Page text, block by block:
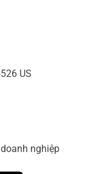
US
nghiệp